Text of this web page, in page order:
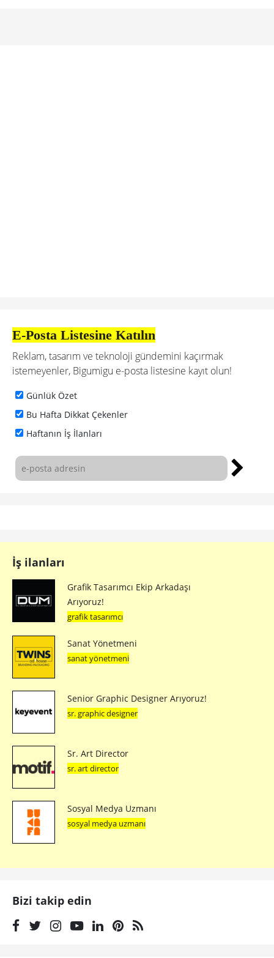
E-Posta Listesine Katılın
Reklam, tasarım ve teknoloji gündemini kaçırmak
istemeyenler, Bigumigu e-posta listesine kayıt olun!
Günlük Özet
Bu Hafta Dikkat Çekenler
Haftanın İş İlanları
İş ilanları
Grafik Tasarımcı Ekip Arkadaşı
Arıyoruz!
grafik tasarımcı
Sanat Yönetmeni
sanat yönetmeni
Senior Graphic Designer Arıyoruz!
sr. graphic designer
Sr. Art Director
sr. art director
Sosyal Medya Uzmanı
sosyal medya uzmanı
Bizi takip edin